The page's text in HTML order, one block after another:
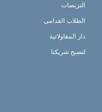
التربصات
الطلاب القدامى
دار المقاولاتية
لتصبح شريكنا